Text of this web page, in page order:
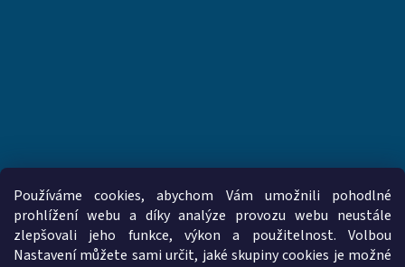
Používáme cookies, abychom Vám umožnili pohodlné
prohlížení webu a díky analýze provozu webu neustále
zlepšovali jeho funkce, výkon a použitelnost. Volbou
Nastavení můžete sami určit, jaké skupiny cookies je možné
www.vzduchotechnika-ventilatory.cz www.palmat.cz